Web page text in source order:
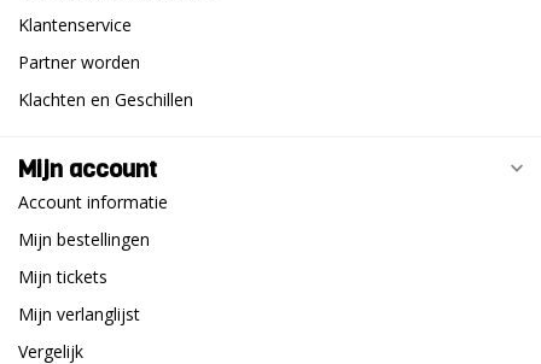
Klantenservice
Partner worden
Klachten en Geschillen
Mijn account
Account informatie
Mijn bestellingen
Mijn tickets
Mijn verlanglijst
Vergelijk